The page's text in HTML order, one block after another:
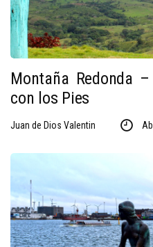
Montaña Redonda
con los Pies
Juan de Dios Valentin